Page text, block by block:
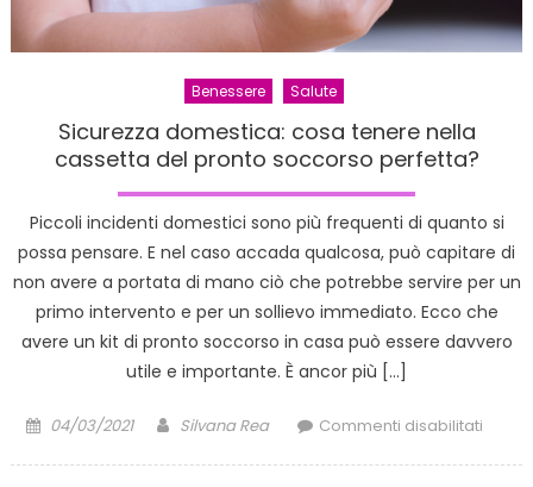
Benessere Salute
Sicurezza domestica: cosa tenere nella
cassetta del pronto soccorso perfetta?
Piccoli incidenti domestici sono più frequenti di quanto si
possa pensare. E nel caso accada qualcosa, può capitare di
non avere a portata di mano ciò che potrebbe servire per un
primo intervento e per un sollievo immediato. Ecco che
avere un kit di pronto soccorso in casa può essere davvero
utile e importante. È ancor più […]
Posted
04/03/2021 Author
Silvana Rea Commenti disabilitati